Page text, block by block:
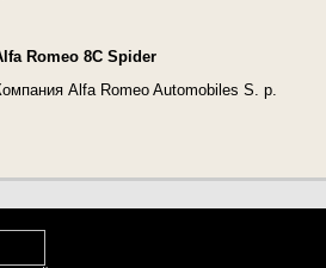
Romeo 8C Spider
Alfa Romeo Automobiles S. p.